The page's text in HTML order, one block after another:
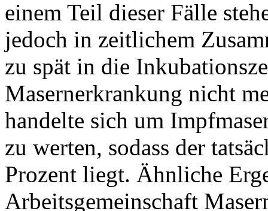
einem Teil dieser Fälle
jedoch in zeitlichem
zu spät in die
Masernerkrankung nicht
handelte sich um
zu werten, sodass der
Prozent liegt. Ähnliche
Arbeitsgemeinschaft